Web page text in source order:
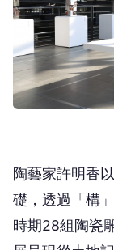
陶藝家許明香
礎，透過「構
時期28組陶瓷